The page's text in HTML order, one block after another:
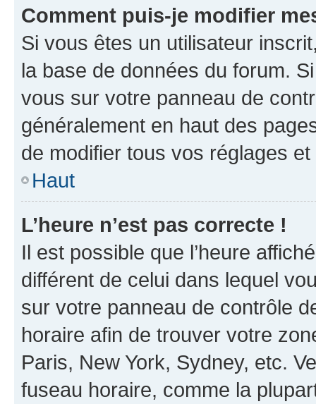
Comment puis-je modifier
Si vous êtes un utilisateur
la base de données du forum.
vous sur votre panneau de
généralement en haut des
de modifier tous vos réglages
Haut
L’heure n’est pas correcte !
Il est possible que l’heure
différent de celui dans lequel
sur votre panneau de contrôle
horaire afin de trouver votre
Paris, New York, Sydney, etc.
fuseau horaire, comme la